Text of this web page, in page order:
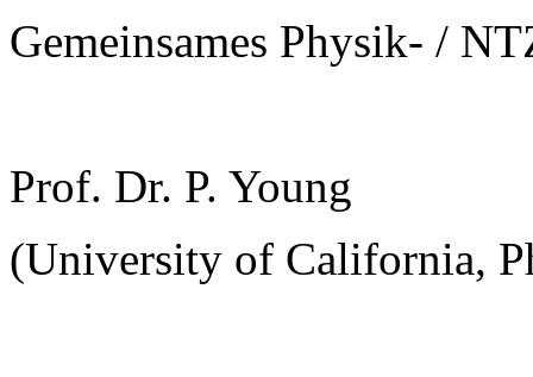
Gemeinsames Physik- /
Prof. Dr. P. Young
(University of California,